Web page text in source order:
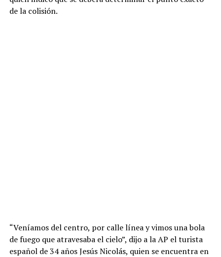
de la colisión.
“Veníamos del centro, por calle línea y vimos una bola
de fuego que atravesaba el cielo”, dijo a la AP el turista
español de 34 años Jesús Nicolás, quien se encuentra en